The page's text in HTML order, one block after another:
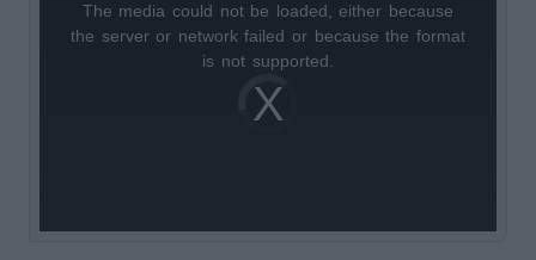
Video
Player
loading.
The media could not be loaded, either because
the server or network failed or because the format
is not supported.